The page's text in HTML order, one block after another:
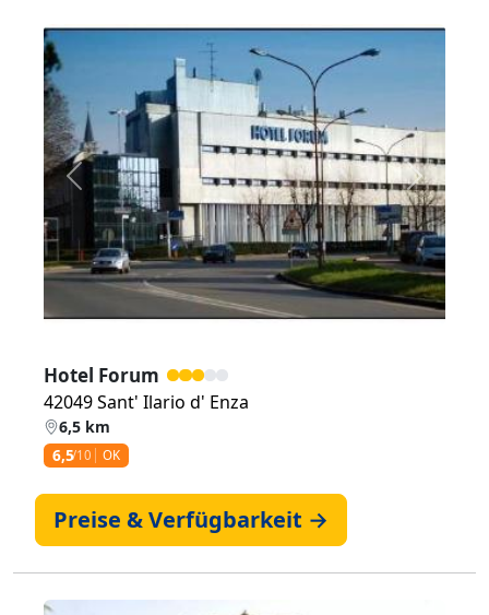
Zurück Weiter
Hotel Forum
42049 Sant' Ilario d' Enza
6,5 km
6,5/10 OK
Preise & Verfügbarkeit →